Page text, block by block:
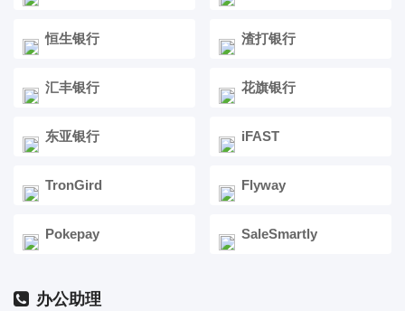
恒生银行 渣打银行
汇丰银行 花旗银行
东亚银行 iFAST
TronGird Flyway
Pokepay SaleSmartly
办公助理